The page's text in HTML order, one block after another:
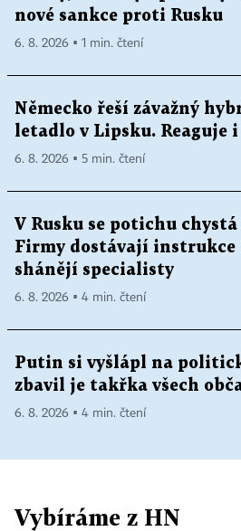
nové sankce proti Rusku
6. 8. 2026 ▪ 1 min. čtení
Německo řeší závažný
letadlo v Lipsku. Reaguje i
6. 8. 2026 ▪ 5 min. čtení
V Rusku se potichu
Firmy dostávají instrukce
shánějí specialisty
6. 8. 2026 ▪ 4 min. čtení
Putin si vyšlápl na
zbavil je takřka všech
6. 8. 2026 ▪ 4 min. čtení
Vybíráme z HN